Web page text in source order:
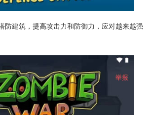
防建筑，提高攻击力和防御力，应对越来越强